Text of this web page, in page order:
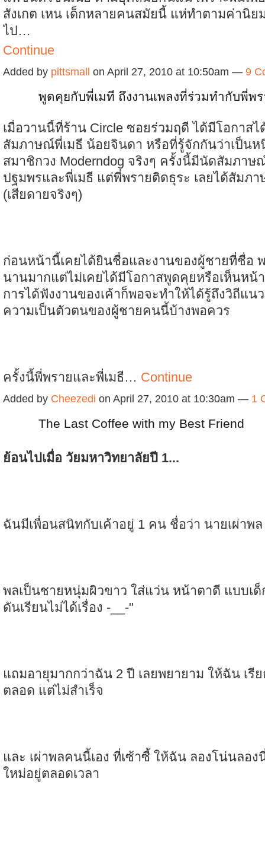
สังเกต เหน เด็กหลายคนสมัยนี้ แห่ทำตามค่านิย
ไป…
Continue
Added by pittsmall on April 27, 2010 at 10:50am — 9
พูดคุยกับพี่เมที ถึงงานเพลงที่ร่วมทำกับพี่พ
เมื่อวานนี้ที่ร้าน Circle ซอยร่วมฤดี ได้มีโอกาสไ
สัมภาษณ์พี่เมธี น้อยจินดา หรือที่รู้จักกันว่าเป็นห
สมาชิกวง Moderndog จริงๆ ครั้งนี้มีนัดสัมภาษ
ปฐมพรและพี่เมธี แต่พี่พรายติดธุระ เลยได้สัมภ
(เสียดายจริงๆ)
ก่อนหน้านี้เคยได้ยินชื่อและงานของผู้ชายที่ชื่อ
นานมากแต่ไม่เคยได้มีโอกาสพูดคุยหรือเห็นหน้
การได้ฟังงานของเค้าก็พอจะทำให้ได้รู้ถึงวิถีแน
ความเป็นตัวตนของผู้ชายคนนี้บ้างพอควร
ครั้งนี้พี่พรายและพี่เมธี… Continue
Added by Cheezedi on April 27, 2010 at 10:30am — 1
The Last Coffee with my Best Friend
ย้อนไปเมื่อ วัยมหาวิทยาลัยปี 1...
ฉันมีเพื่อนสนิทกับเค้าอยู่ 1 คน ชื่อว่า นายเผ่าพล
พลเป็นชายหนุ่มผิวขาว ใส่แว่น หน้าตาดี แบบเด็
ดันเรียนไม่ได้เรื่อง -__-"
แถมอายุมากกว่าฉัน 2 ปี เลยพยายาม ให้ฉัน เรี
ตลอด แต่ไม่สำเร็จ
และ เผ่าพลคนนี้เอง ที่เซ้าซี้ ให้ฉัน ลองโน่นลอ
ใหม่อยู่ตลอดเวลา